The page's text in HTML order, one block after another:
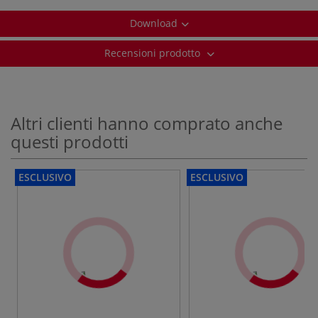
Download
Recensioni prodotto
Altri clienti hanno comprato anche
questi prodotti
ESCLUSIVO ESCLUSIVO